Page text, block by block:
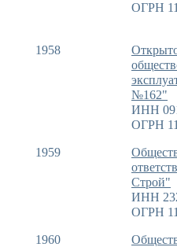
ОГРН
1958
№162"
ИНН
ОГРН
1959
Строй"
ИНН
ОГРН
1960